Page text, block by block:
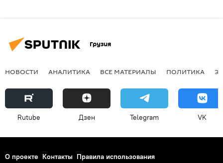
Грузия
НОВОСТИ АНАЛИТИКА ВСЕ МАТЕРИАЛЫ ПОЛИТИКА
Rutube Дзен Telegram VK
О проекте Контакты Правила использования